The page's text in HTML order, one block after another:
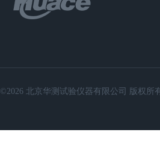
©2026 北京华测试验仪器有限公司 版权所